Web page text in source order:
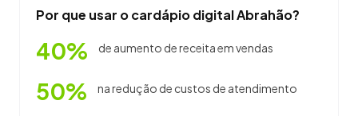
Por que usar o cardápio digital Abrahão?
40% de aumento de receita em vendas
50% na redução de custos de atendimento